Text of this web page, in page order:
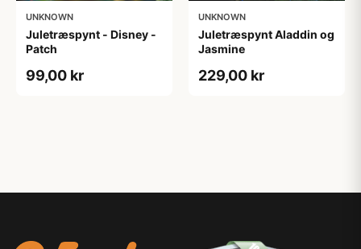
UNKNOWN
Juletræspynt - Disney -
Patch
99,00 kr
UNKNOWN
Juletræspynt Aladdin og
Jasmine
229,00 kr